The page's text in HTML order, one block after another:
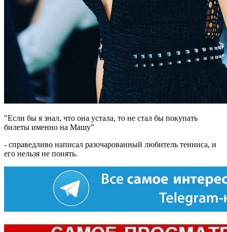
"Если бы я знал, что она устала, то не стал бы покупать
билеты именно на Машу"
- справедливо написал разочарованный любитель тенниса, и
его нельзя не понять.